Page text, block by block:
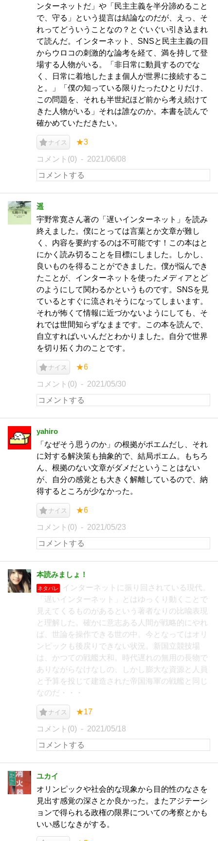
ンターネットだ」や「民主主義を半分諦めること
で、守る」という提言は結論なのだが、えっ、そ
れってどういうことなの？とぐいぐい引き込まれ
て読んだ。インターネット、SNSと民主主義の目
からウロコの刺激的な論考を経て、満を持して登
場する人物がいる。「非日常に動員するのでな
く、日常に着地したまま個人が世界に接続するこ
と。」「僕の知っている限りたったひとりだけ、
この問題を、それも半世紀ほど前から考え続けて
きた人物がいる」それは誰なのか。本書を読んで
確かめていただきたい。
ナイス ★3
コメント(0) 2021/06/08
遥
宇野常寛さん著の「遅いインターネット」を読み
終えました。僕にとっては言葉とか文章が難し
く、内容を要約するのは不可能です！この本はと
にかく読み切ることを目標にしました。しかし、
良いものを得ることができました。僕が悩んでき
たことが、インターネットを使ったメディアとど
のようにして関わるかというものです。SNSを見
ているとすぐに流されそうになってしまいます。
それが怖くて情報に近づかないようにしても、そ
れでは世間知らずなままです。この本を読んで、
自立すればいいんだとわかりました。自分で世界
を切り拓く力のことです。
ナイス ★6
コメント(0) 2021/05/30
yahiro
「なぜそう思うのか」の根拠がポエムだし、それ
に対する解決策も抽象的で、結局ポエム。もちろ
ん、根拠のない文章がダメだということはない
が、自分の感覚とも大きく解離しているので、納
得するところが少なかった。
ナイス ★6
コメント(0) 2021/05/23
本読みましょ！
ネタバレ
インターネットに振り回されている現代。
「遅いインターネット」とはゆっくり動くことで
見えてくるものがあるという著者なりの比喩表現
と理解した。確かに意志ある人間が戦略的にやれ
ば、世論を操作できる世の中。今となってはオリ
ンピックも後戻りできない状況。新国立競技場
は、かつての戦艦大和。時代遅れの無用の長物で
ありながらなけなしの、しかし膨大な資源と人員
と予算を投じて建造された帝国海軍の戦艦と同じ
なのだ・・・
ナイス ★17
コメント(0) 2021/05/18
ユカイ
オリンピックや社会的な現象から目的性のなさを
見出す感覚の深さとか良かった。またアジテーシ
ョンで得られる政権の限界についての考察とかも
いい感じなきがする。